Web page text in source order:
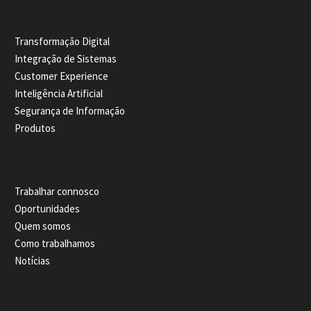
Transformação Digital
Integração de Sistemas
Customer Experience
Inteligência Artificial
Segurança de Informação
Produtos
Trabalhar connosco
Oportunidades
Quem somos
Como trabalhamos
Notícias